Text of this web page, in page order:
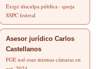
Exige disculpa pública · queja
SSPC federal
Asesor jurídico Carlos
Castellanos
FGE usó esas mismas cámaras en